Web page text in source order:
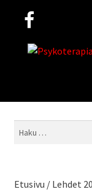
Siirry
Siirry
Etusivu / Lehdet